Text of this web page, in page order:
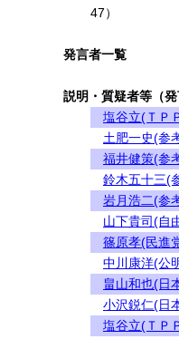
47）
発言者一覧
説明・質疑者等（発
塩谷立(ＴＰ
土肥一史(参
福井健策(参
鈴木五十三(
岩月浩二(参
山下貴司(自
篠原孝(民進
中川康洋(公
畠山和也(日
小沢鋭仁(日
塩谷立(ＴＰ